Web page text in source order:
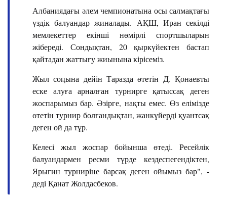
Албаниядағы әлем чемпионатына осы салмақтағы
үздік балуандар жиналады. АҚШ, Иран секілді
мемлекеттер екінші нөмірлі спортшыларын
жібереді. Сондықтан, 20 қыркүйектен бастап
қайтадан жаттығу жиынына кірісеміз.
Жыл соңына дейін Таразда өтетін Д. Қонаевты
еске алуға арналған турнирге қатыссақ деген
жоспарымыз бар. Әзірге, нақты емес. Өз елімізде
өтетін турнир болғандықтан, жанкүйерді қуантсақ
деген ой да тұр.
Келесі жыл жоспар бойынша өтеді. Ресейлік
балуандармен ресми түрде кездеспегендіктен,
Ярыгин турниріне барсақ деген ойымыз бар", -
деді Қанат Жолдасбеков.